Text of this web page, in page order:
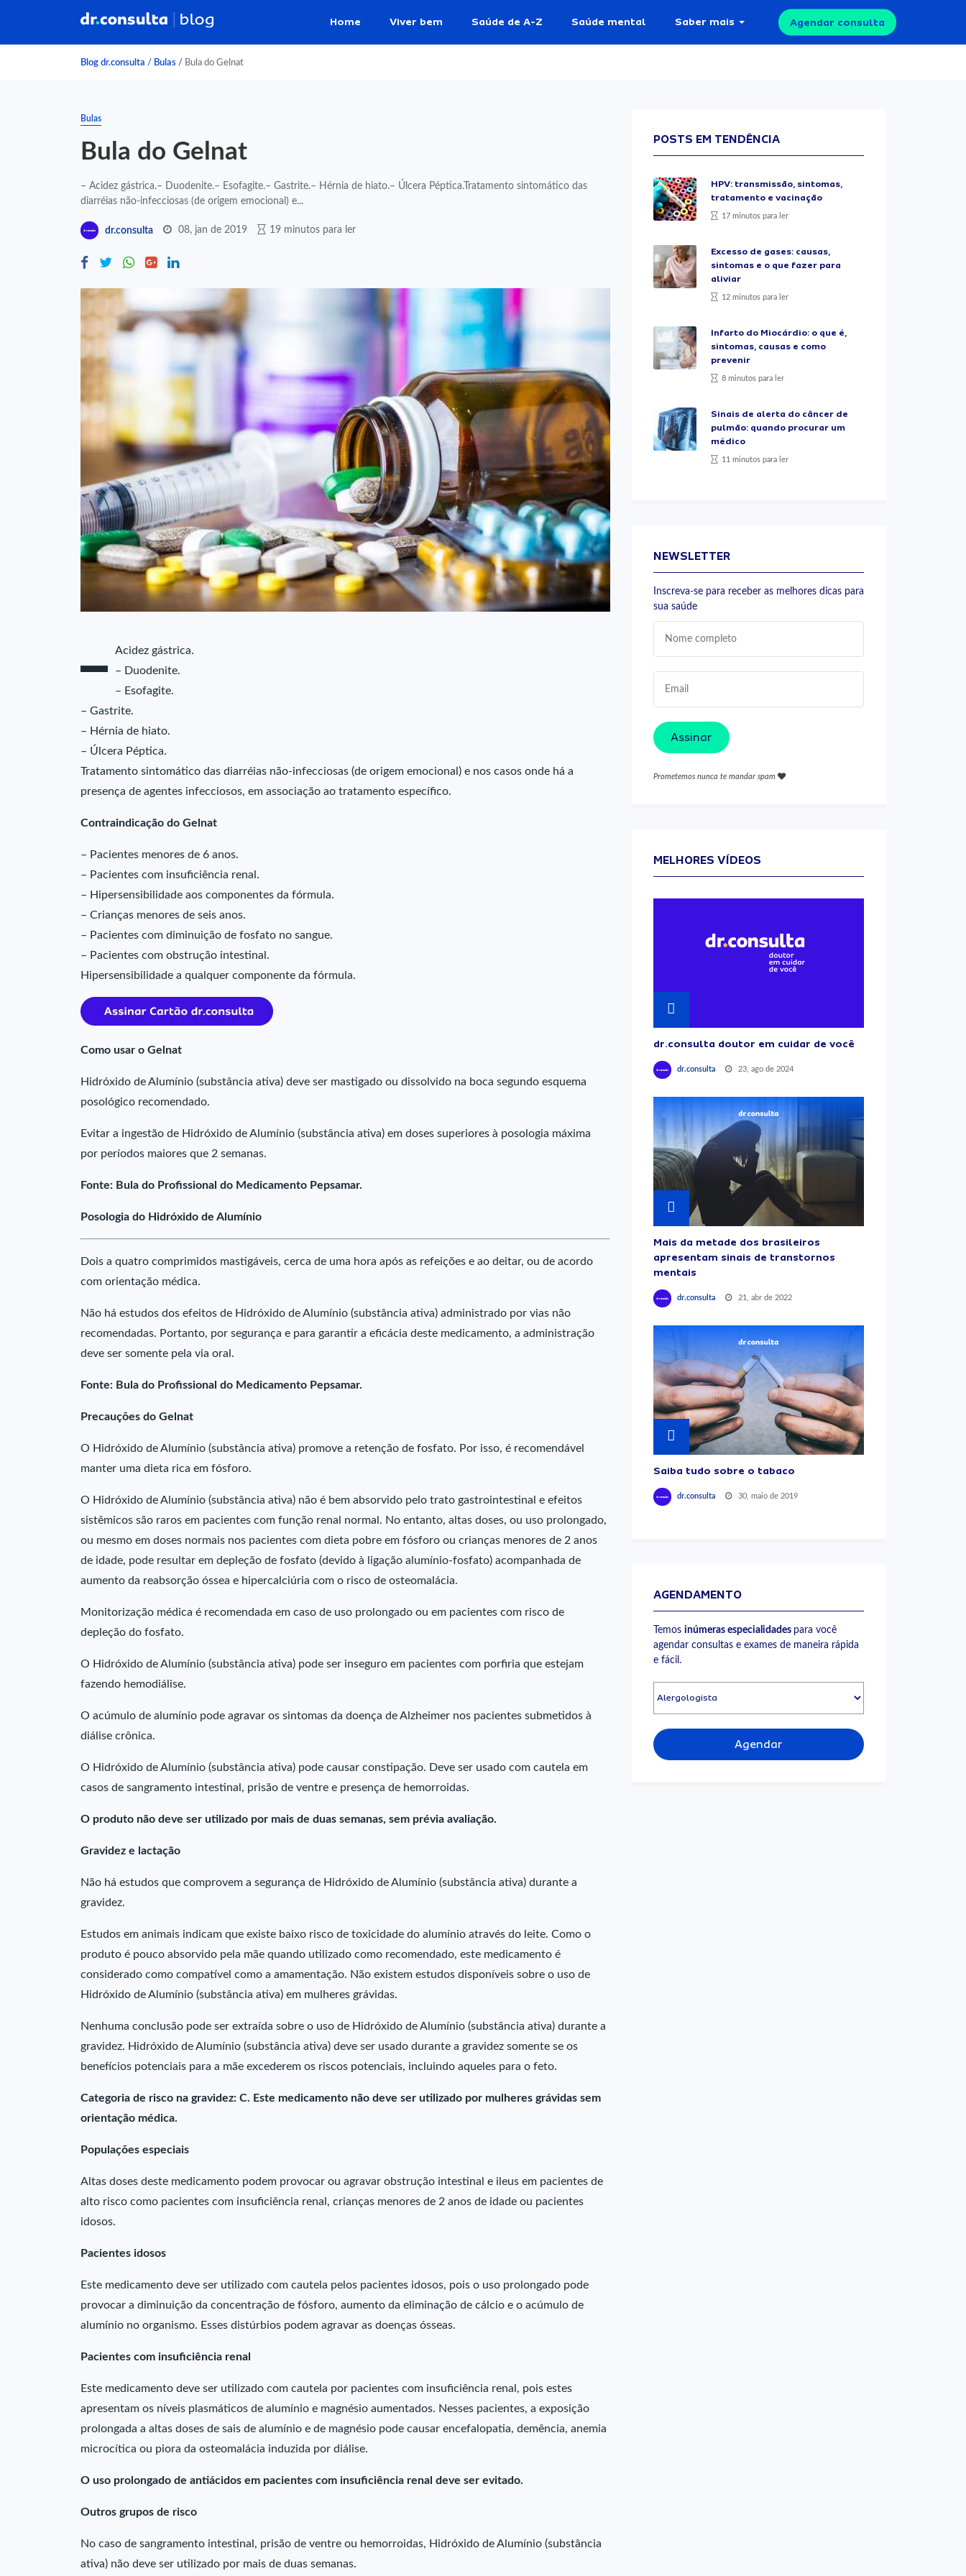
Home Viver bem Saúde de A-Z Saúde mental Saber mais Agendar consulta
Blog dr.consulta / Bulas / Bula do Gelnat
Bulas
Bula do Gelnat
– Acidez gástrica.– Duodenite.– Esofagite.– Gastrite.– Hérnia de hiato.– Úlcera Péptica.Tratamento sintomático das
diarréias não-infecciosas (de origem emocional) e...
dr.consulta 08, jan de 2019 19 minutos para ler
–
Acidez gástrica.
– Duodenite.
– Esofagite.
– Gastrite.
– Hérnia de hiato.
– Úlcera Péptica.
Tratamento sintomático das diarréias não-infecciosas (de origem emocional) e nos casos onde há a
presença de agentes infecciosos, em associação ao tratamento específico.
Contraindicação do Gelnat
– Pacientes menores de 6 anos.
– Pacientes com insuficiência renal.
– Hipersensibilidade aos componentes da fórmula.
– Crianças menores de seis anos.
– Pacientes com diminuição de fosfato no sangue.
– Pacientes com obstrução intestinal.
Hipersensibilidade a qualquer componente da fórmula.
Como usar o Gelnat
Hidróxido de Alumínio (substância ativa) deve ser mastigado ou dissolvido na boca segundo esquema
posológico recomendado.
Evitar a ingestão de Hidróxido de Alumínio (substância ativa) em doses superiores à posologia máxima
por períodos maiores que 2 semanas.
Fonte: Bula do Profissional do Medicamento Pepsamar.
Posologia do Hidróxido de Alumínio
Dois a quatro comprimidos mastigáveis, cerca de uma hora após as refeições e ao deitar, ou de acordo
com orientação médica.
Não há estudos dos efeitos de Hidróxido de Alumínio (substância ativa) administrado por vias não
recomendadas. Portanto, por segurança e para garantir a eficácia deste medicamento, a administração
deve ser somente pela via oral.
Fonte: Bula do Profissional do Medicamento Pepsamar.
Precauções do Gelnat
O Hidróxido de Alumínio (substância ativa) promove a retenção de fosfato. Por isso, é recomendável
manter uma dieta rica em fósforo.
O Hidróxido de Alumínio (substância ativa) não é bem absorvido pelo trato gastrointestinal e efeitos
sistêmicos são raros em pacientes com função renal normal. No entanto, altas doses, ou uso prolongado,
ou mesmo em doses normais nos pacientes com dieta pobre em fósforo ou crianças menores de 2 anos
de idade, pode resultar em depleção de fosfato (devido à ligação alumínio-fosfato) acompanhada de
aumento da reabsorção óssea e hipercalciúria com o risco de osteomalácia.
Monitorização médica é recomendada em caso de uso prolongado ou em pacientes com risco de
depleção do fosfato.
O Hidróxido de Alumínio (substância ativa) pode ser inseguro em pacientes com porfiria que estejam
fazendo hemodiálise.
O acúmulo de alumínio pode agravar os sintomas da doença de Alzheimer nos pacientes submetidos à
diálise crônica.
O Hidróxido de Alumínio (substância ativa) pode causar constipação. Deve ser usado com cautela em
casos de sangramento intestinal, prisão de ventre e presença de hemorroidas.
O produto não deve ser utilizado por mais de duas semanas, sem prévia avaliação.
Gravidez e lactação
Não há estudos que comprovem a segurança de Hidróxido de Alumínio (substância ativa) durante a
gravidez.
Estudos em animais indicam que existe baixo risco de toxicidade do alumínio através do leite. Como o
produto é pouco absorvido pela mãe quando utilizado como recomendado, este medicamento é
considerado como compatível como a amamentação. Não existem estudos disponíveis sobre o uso de
Hidróxido de Alumínio (substância ativa) em mulheres grávidas.
Nenhuma conclusão pode ser extraída sobre o uso de Hidróxido de Alumínio (substância ativa) durante a
gravidez. Hidróxido de Alumínio (substância ativa) deve ser usado durante a gravidez somente se os
benefícios potenciais para a mãe excederem os riscos potenciais, incluindo aqueles para o feto.
Categoria de risco na gravidez: C. Este medicamento não deve ser utilizado por mulheres grávidas sem
orientação médica.
Populações especiais
Altas doses deste medicamento podem provocar ou agravar obstrução intestinal e ileus em pacientes de
alto risco como pacientes com insuficiência renal, crianças menores de 2 anos de idade ou pacientes
idosos.
Pacientes idosos
Este medicamento deve ser utilizado com cautela pelos pacientes idosos, pois o uso prolongado pode
provocar a diminuição da concentração de fósforo, aumento da eliminação de cálcio e o acúmulo de
alumínio no organismo. Esses distúrbios podem agravar as doenças ósseas.
Pacientes com insuficiência renal
Este medicamento deve ser utilizado com cautela por pacientes com insuficiência renal, pois estes
apresentam os níveis plasmáticos de alumínio e magnésio aumentados. Nesses pacientes, a exposição
prolongada a altas doses de sais de alumínio e de magnésio pode causar encefalopatia, demência, anemia
microcítica ou piora da osteomalácia induzida por diálise.
O uso prolongado de antiácidos em pacientes com insuficiência renal deve ser evitado.
Outros grupos de risco
No caso de sangramento intestinal, prisão de ventre ou hemorroidas, Hidróxido de Alumínio (substância
ativa) não deve ser utilizado por mais de duas semanas.
POSTS EM TENDÊNCIA
HPV: transmissão, sintomas,
tratamento e vacinação
17 minutos para ler
Excesso de gases: causas,
sintomas e o que fazer para
aliviar
12 minutos para ler
Infarto do Miocárdio: o que é,
sintomas, causas e como
prevenir
8 minutos para ler
Sinais de alerta do câncer de
pulmão: quando procurar um
médico
11 minutos para ler
NEWSLETTER
Inscreva-se para receber as melhores dicas para
sua saúde
Assinar
Prometemos nunca te mandar spam
MELHORES VÍDEOS
dr.consulta doutor em cuidar de você
dr.consulta 23, ago de 2024
Mais da metade dos brasileiros
apresentam sinais de transtornos
mentais
dr.consulta 21, abr de 2022
Saiba tudo sobre o tabaco
dr.consulta 30, maio de 2019
AGENDAMENTO
Temos inúmeras especialidades para você
agendar consultas e exames de maneira rápida
e fácil.
Agendar